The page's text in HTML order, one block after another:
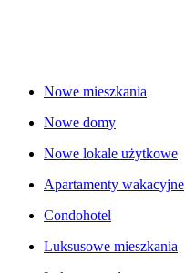
Nowe mieszkania
Nowe domy
Nowe lokale użytkowe
Apartamenty wakacyjne
Condohotel
Luksusowe mieszkania